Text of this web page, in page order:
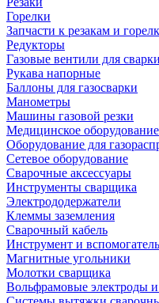
Горелки
Запчасти к резакам и
Редукторы
Газовые вентили для сварки
Рукава напорные
Баллоны для газосварки
Манометры
Машины газовой резки
Медицинское оборудование
Оборудование для
Сетевое оборудование
Сварочные аксессуары
Инструменты сварщика
Электрододержатели
Клеммы заземления
Сварочный кабель
Инструмент и
Магнитные угольники
Молотки сварщика
Вольфрамовые электроды